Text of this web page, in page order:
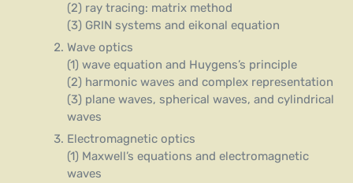
(2) ray tracing: matrix method
(3) GRIN systems and eikonal equation
Wave optics
(1) wave equation and Huygens’s principle
(2) harmonic waves and complex representation
(3) plane waves, spherical waves, and cylindrical
waves
Electromagnetic optics
(1) Maxwell’s equations and electromagnetic
waves